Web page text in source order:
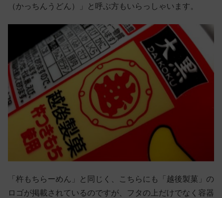
（かっちんうどん）」と呼ぶ方もいらっしゃいます。
「杵もちらーめん」と同じく、こちらにも「越後製菓」の
ロゴが掲載されているのですが、フタの上だけでなく容器